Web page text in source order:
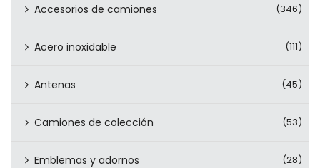
Accesorios de camiones (346)
Acero inoxidable (111)
Antenas (45)
Camiones de colección (53)
Emblemas y adornos (28)